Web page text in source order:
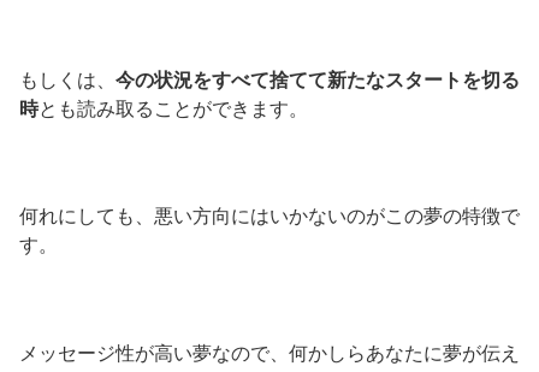
もしくは、 今の状況をすべて捨てて新たなスタートを切る
時とも読み取ることができます。
何れにしても、悪い方向にはいかないのがこの夢の特徴で
す。
メッセージ性が高い夢なので、何かしらあなたに夢が伝え